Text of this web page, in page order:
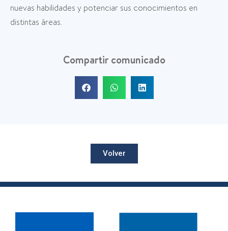
nuevas habilidades y potenciar sus conocimientos en
distintas áreas.
Compartir comunicado
Volver